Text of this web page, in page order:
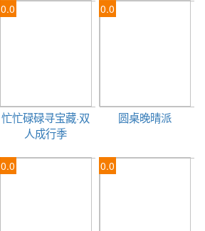
0.0
忙忙碌碌寻宝藏·双
人成行季
0.0
圆桌晚晴派
0.0 0.0